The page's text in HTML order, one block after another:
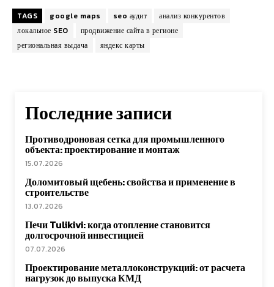
TAGS google maps seo аудит
анализ конкурентов
локальное SEO
продвижение сайта в регионе
региональная выдача
яндекс карты
Последние записи
Противодроновая сетка для промышленного
объекта: проектирование и монтаж
15.07.2026
Доломитовый щебень: свойства и применение в
строительстве
13.07.2026
Печи Tulikivi: когда отопление становится
долгосрочной инвестицией
07.07.2026
Проектирование металлоконструкций: от расчета
нагрузок до выпуска КМД